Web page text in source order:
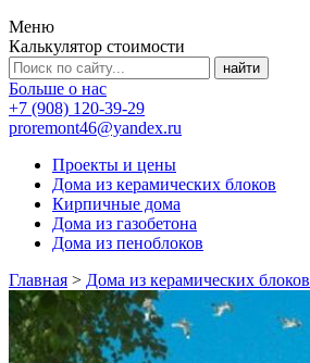
Меню
Калькулятор стоимости
Больше о нас
+7 (908) 120-39-29
proremont46@yandex.ru
Проекты и цены
Дома из керамических блоков
Кирпичные дома
Дома из газобетона
Дома из пеноблоков
Главная > Дома из керамических блоков